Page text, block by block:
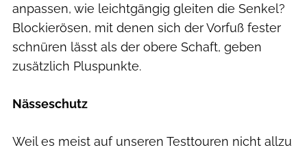
anpassen, wie leichtgängig gleiten die Senkel?
Blockierösen, mit denen sich der Vorfuß fester
schnüren lässt als der obere Schaft, geben
zusätzlich Pluspunkte.
Nässeschutz
Weil es meist auf unseren Testtouren nicht allzu